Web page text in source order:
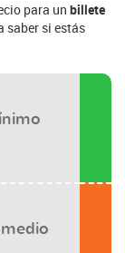
para un billete
saber si estás